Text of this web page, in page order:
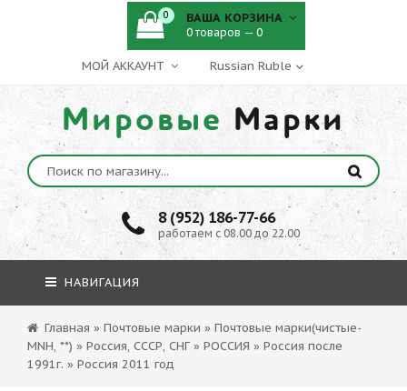
МОЙ АККАУНТ
Мировые Марки
8 (952) 186-77-66
работаем с 08.00 до 22.00
0 ВАША КОРЗИНА
0 товаров — 0
НАВИГАЦИЯ
Главная » Почтовые марки » Почтовые марки(чистые-
MNH, **) » Россия, СССР, СНГ » РОССИЯ » Россия после
1991г. » Россия 2011 год